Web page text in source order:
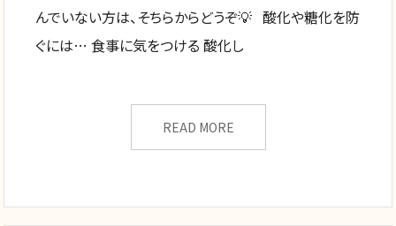
んでいない方は、そちらからどうぞ💡 酸化や糖化を防
ぐには… 食事に気をつける 酸化し
READ MORE